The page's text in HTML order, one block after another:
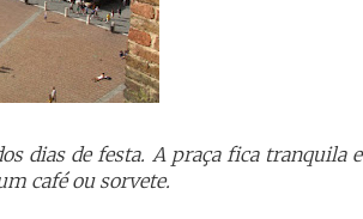
dias de festa. A praça fica tranquila e
café ou sorvete.